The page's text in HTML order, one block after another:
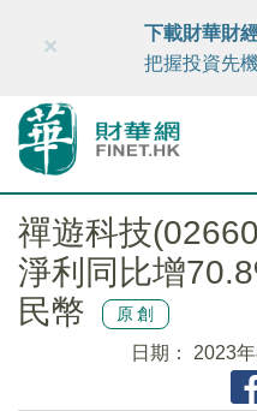
財華智庫網 FINTV
×
下載財華財
把握投資先
禪遊科技
淨利同比增
民幣
原創
日期： 2023